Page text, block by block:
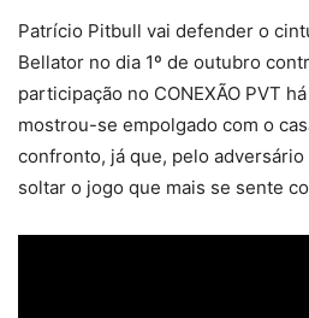
Patrício Pitbull vai defender o
Bellator no dia 1º de outubro
participação no CONEXÃO PVT
mostrou-se empolgado com o
confronto, já que, pelo
soltar o jogo que mais se sente